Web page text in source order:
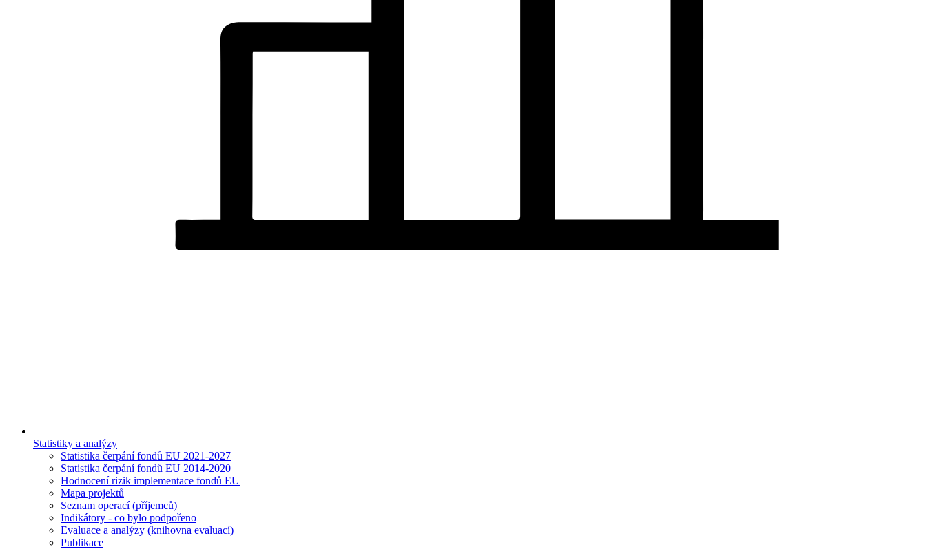
Statistiky a analýzy
Statistika čerpání fondů EU 2021-2027
Statistika čerpání fondů EU 2014-2020
Hodnocení rizik implementace fondů EU
Mapa projektů
Seznam operací (příjemců)
Indikátory - co bylo podpořeno
Evaluace a analýzy (knihovna evaluací)
Publikace